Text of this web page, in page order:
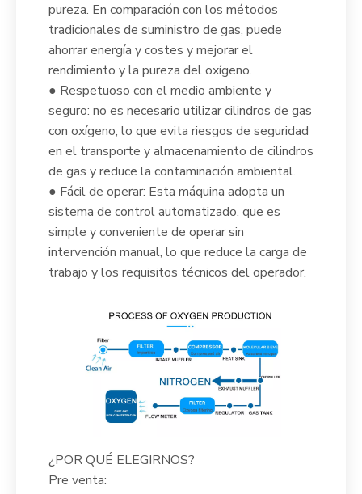
pureza. En comparación con los métodos
tradicionales de suministro de gas, puede
ahorrar energía y costes y mejorar el
rendimiento y la pureza del oxígeno.
● Respetuoso con el medio ambiente y
seguro: no es necesario utilizar cilindros de gas
con oxígeno, lo que evita riesgos de seguridad
en el transporte y almacenamiento de cilindros
de gas y reduce la contaminación ambiental.
● Fácil de operar: Esta máquina adopta un
sistema de control automatizado, que es
simple y conveniente de operar sin
intervención manual, lo que reduce la carga de
trabajo y los requisitos técnicos del operador.
¿POR QUÉ ELEGIRNOS?
Pre venta: